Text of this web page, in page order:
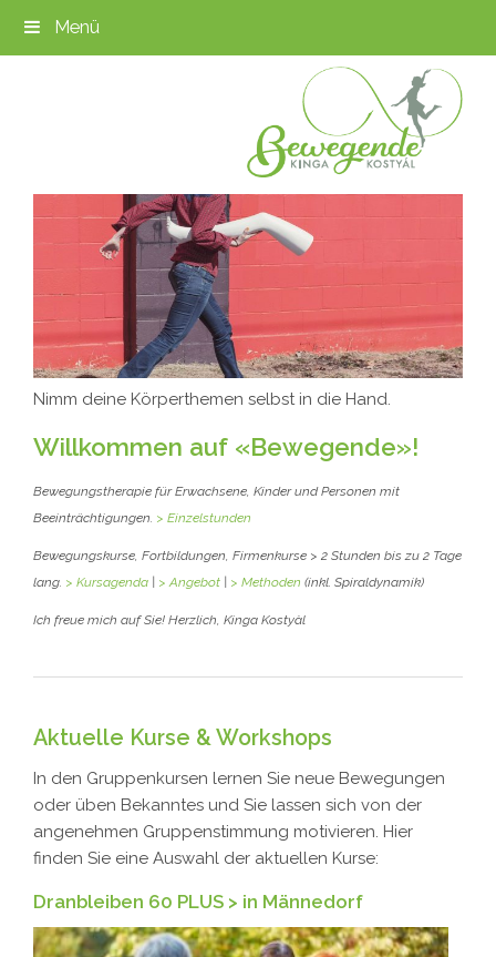
Menü
Nimm deine Körperthemen selbst in die Hand.
Willkommen auf «Bewegende»!
Bewegungstherapie für Erwachsene, Kinder und Personen mit
Beeinträchtigungen. > Einzelstunden
Bewegungskurse, Fortbildungen, Firmenkurse > 2 Stunden bis zu 2 Tage
lang. > Kursagenda > Angebot > Methoden (inkl. Spiraldynamik)
Ich freue mich auf Sie! Herzlich, Kinga Kostyàl
Aktuelle Kurse & Workshops
In den Gruppenkursen lernen Sie neue Bewegungen
oder üben Bekanntes und Sie lassen sich von der
angenehmen Gruppenstimmung motivieren. Hier
finden Sie eine Auswahl der aktuellen Kurse:
Dranbleiben 60 PLUS > in Männedorf